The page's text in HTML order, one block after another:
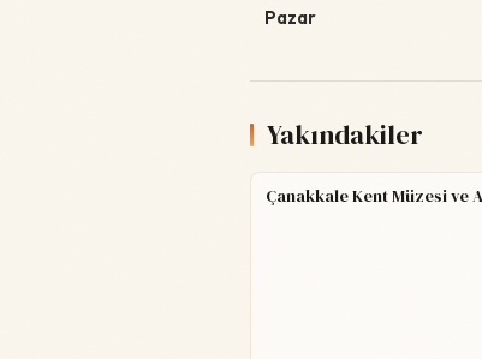
Pazar
Yakındakiler
Çanakkale Kent Müzesi ve